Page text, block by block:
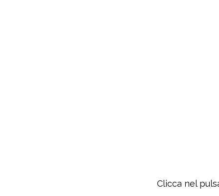
Clicca nel